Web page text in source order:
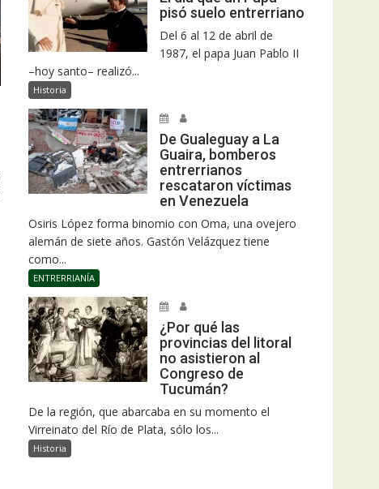
pisó suelo entrerriano
Del 6 al 12 de abril de
1987, el papa Juan Pablo II
–hoy santo– realizó...
Historia
De Gualeguay a La
Guaira, bomberos
entrerrianos
rescataron víctimas
en Venezuela
Osiris López forma binomio con Oma, una ovejero
alemán de siete años. Gastón Velázquez tiene
como...
ENTRERRIANÍA
¿Por qué las
provincias del litoral
no asistieron al
Congreso de
Tucumán?
De la región, que abarcaba en su momento el
Virreinato del Río de Plata, sólo los...
Historia